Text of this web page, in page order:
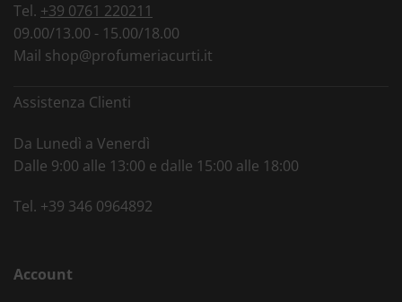
Tel. +39 0761 220211
09.00/13.00 - 15.00/18.00
Mail shop@profumeriacurti.it
Assistenza Clienti
Da Lunedì a Venerdì
Dalle 9:00 alle 13:00 e dalle 15:00 alle 18:00
Tel. +39 346 0964892
Account